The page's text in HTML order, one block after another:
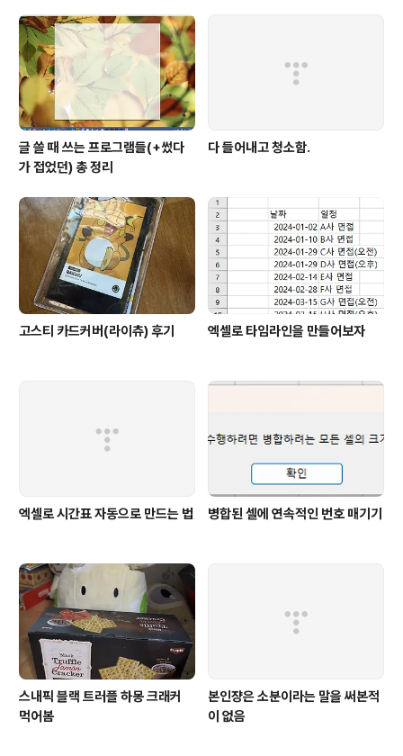
글 쓸 때 쓰는 프로그램들(+썼다
가 접었던) 총 정리
다 들어내고 청소함.
고스티 카드커버(라이츄) 후기 엑셀로 타임라인을 만들어보자
엑셀로 시간표 자동으로 만드는 법 병합된 셀에 연속적인 번호 매기기
스내픽 블랙 트러플 하몽 크래커
먹어봄
본인쟝은 소분이라는 말을 써본적
이 없음